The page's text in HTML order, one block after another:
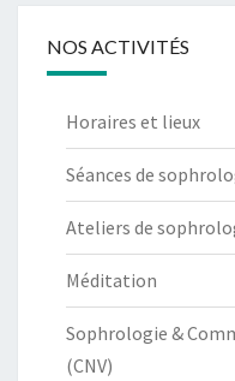
NOS ACTIVITÉS
Horaires et lieux
Séances de
Ateliers de
Méditation
Sophrologie &
(CNV)